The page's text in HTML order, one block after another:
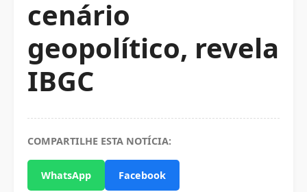
cenário
geopolítico, revela
IBGC
COMPARTILHE ESTA NOTÍCIA:
WhatsApp Facebook